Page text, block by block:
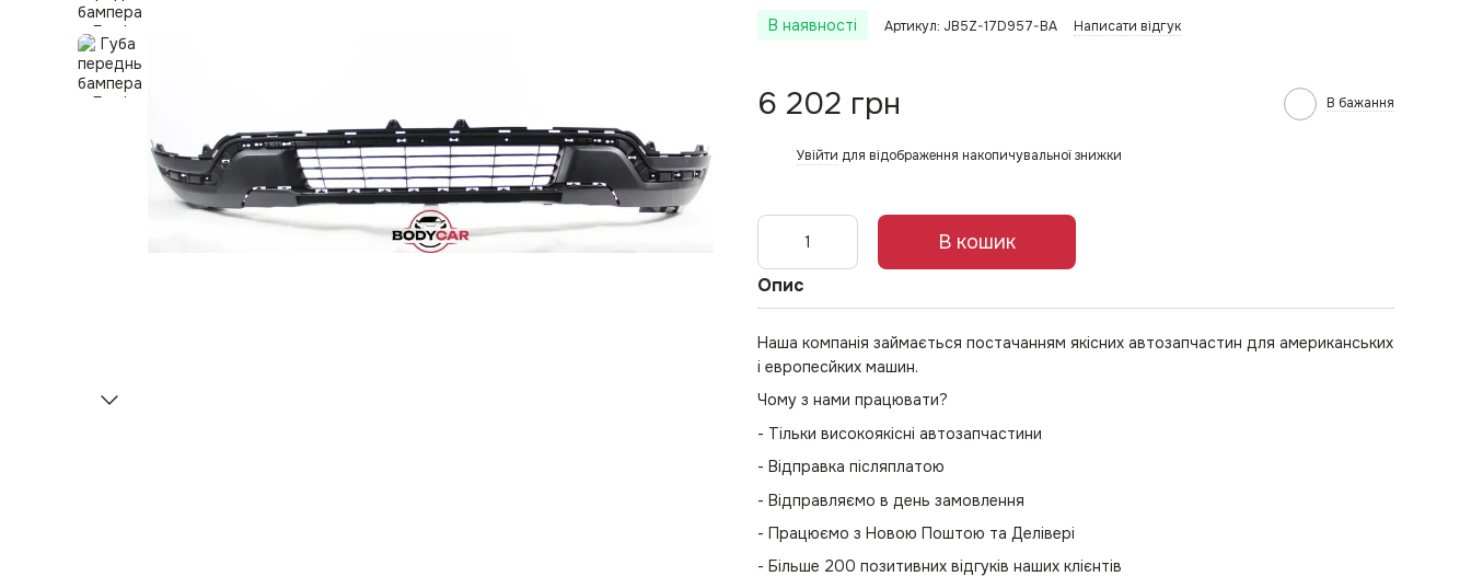
В наявності Артикул: JB5Z-17D957-BA Написати відгук
6 202 грн В бажання
Увійти для відображення накопичувальної знижки
В кошик
Опис
Наша компанія займається постачанням якісних автозапчастин для американських
і европесйких машин.
Чому з нами працювати?
- Тільки високоякісні автозапчастини
- Відправка післяплатою
- Відправляємо в день замовлення
- Працюємо з Новою Поштою та Делівері
- Більше 200 позитивних відгуків наших клієнтів